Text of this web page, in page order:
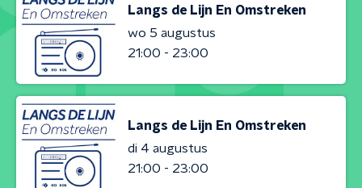
Langs de Lijn En Omstreken
wo 5 augustus
21:00 - 23:00
Langs de Lijn En Omstreken
di 4 augustus
21:00 - 23:00